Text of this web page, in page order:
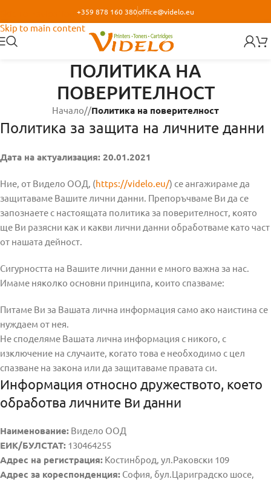
Skip to main content
+359 878 160 380office@videlo.eu
ПОЛИТИКА НА
ПОВЕРИТЕЛНОСТ
Начало/ Политика на поверителност
Политика за защита на личните данни
Дата на актуализация: 20.01.2021
Ние, от Видело ООД, (https://videlo.eu/) се ангажираме да
защитаваме Вашите лични данни. Препоръчваме Ви да се
запознаете с настоящата политика за поверителност, която
ще Ви разясни как и какви лични данни обработваме като част
от нашата дейност.
Сигурността на Вашите лични данни е много важна за нас.
Имаме няколко основни принципа, които спазваме:
Питаме Ви за Вашата лична информация само ако наистина се
нуждаем от нея.
Не споделяме Вашата лична информация с никого, с
изключение на случаите, когато това е необходимо с цел
спазване на закона или да защитаваме правата си.
Информация относно дружеството, което
обработва личните Ви данни
Наименование: Видело ООД
ЕИК/БУЛСТАТ: 130464255
Адрес на регистрация: Костинброд, ул.Раковски 109
Адрес за кореспонденция: София, бул.Цариградско шосе,